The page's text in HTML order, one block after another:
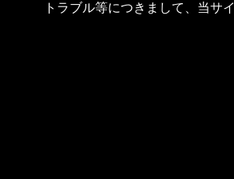
トラブル等につきまして、当サ